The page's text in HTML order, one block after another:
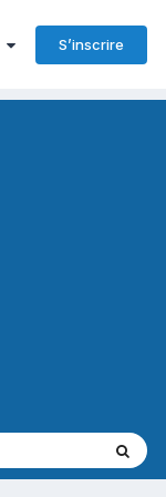
S’inscrire